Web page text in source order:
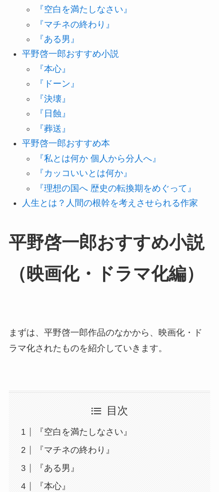
『空白を満たしなさい』
『マチネの終わり』
『ある男』
平野啓一郎おすすめ小説
『本心』
『ドーン』
『決壊』
『日蝕』
『葬送』
平野啓一郎おすすめ本
『私とは何か 個人から分人へ』
『カッコいいとは何か』
『理想の国へ 歴史の転換期をめぐって』
人生とは？人間の根幹を考えさせられる作家
平野啓一郎おすすめ小説
（映画化・ドラマ化編）
まずは、平野啓一郎作品のなかから、映画化・ド
ラマ化されたものを紹介していきます。
目次
『空白を満たしなさい』
『マチネの終わり』
『ある男』
『本心』